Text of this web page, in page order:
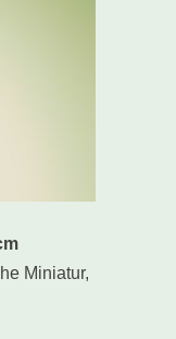
Miniatur,